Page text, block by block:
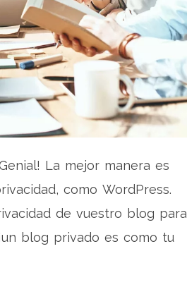
La mejor manera es
como WordPress.
de vuestro blog para
blog privado es como tu